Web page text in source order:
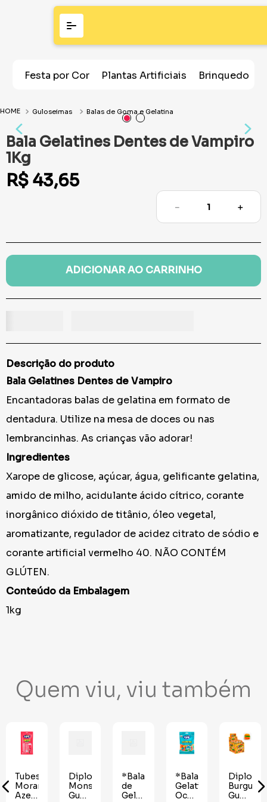
Festa por Cor Plantas Artificiais Brinquedos
Guloseimas Balas de Goma e Gelatina
Bala Gelatines Dentes de Vampiro
1Kg
R$ 43,65
＋
－
ADICIONAR AO CARRINHO
Descrição do produto
Bala Gelatines Dentes de Vampiro
Encantadoras balas de gelatina em formato de
dentadura. Utilize na mesa de doces ou nas
lembrancinhas. As crianças vão adorar!
Ingredientes
Xarope de glicose, açúcar, água, gelificante gelatina,
amido de milho, acidulante ácido cítrico, corante
inorgânico dióxido de titânio, óleo vegetal,
aromatizante, regulador de acidez citrato de sódio e
corante artificial vermelho 40. NÃO CONTÉM
GLÚTEN.
Conteúdo da Embalagem
1kg
Quem viu, viu também
Tubes
Morango
Azedinho
Diploko
Monster
Gummy
*Bala
de
Gelatina
*Bala
Gelatina
Oceanitos
Diploko
Burguer
Gummy